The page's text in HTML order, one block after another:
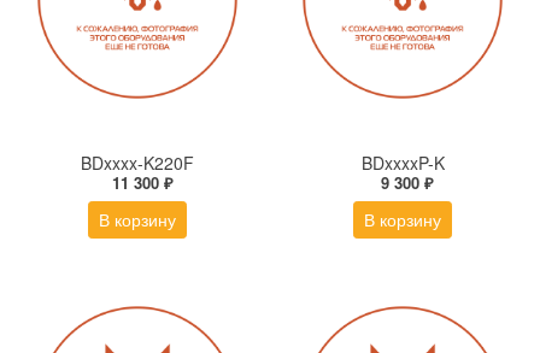
BDxxxx-K220F
11 300 ₽
В корзину
BDxxxxP-K
9 300 ₽
В корзину